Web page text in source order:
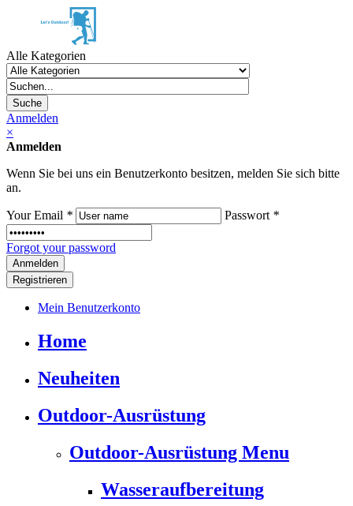
Alle Kategorien
Suche
Anmelden
×
Anmelden
Wenn Sie bei uns ein Benutzerkonto besitzen, melden Sie sich bitte
an.
Your Email * Passwort *
Forgot your password
Registrieren
Mein Benutzerkonto
Home
Neuheiten
Outdoor-Ausrüstung
Outdoor-Ausrüstung Menu
Wasseraufbereitung